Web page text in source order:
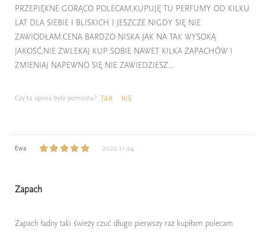
PRZEPIĘKNE GORĄCO POLECAM,KUPUJĘ TU PERFUMY OD KILKU
LAT DLA SIEBIE I BLISKICH I JESZCZE NIGDY SIĘ NIE
ZAWIODŁAM.CENA BARDZO NISKA JAK NA TAK WYSOKĄ
JAKOŚĆ,NIE ZWLEKAJ KUP SOBIE NAWET KILKA ZAPACHÓW I
ZMIENIAJ NAPEWNO SIĘ NIE ZAWIEDZIESZ...
Czy ta opinia była pomocna? TAK NIE
Ewa 2022-11-24
Zapach
Zapach ładny taki świeży czuć długo pierwszy raz kupiłam polecam